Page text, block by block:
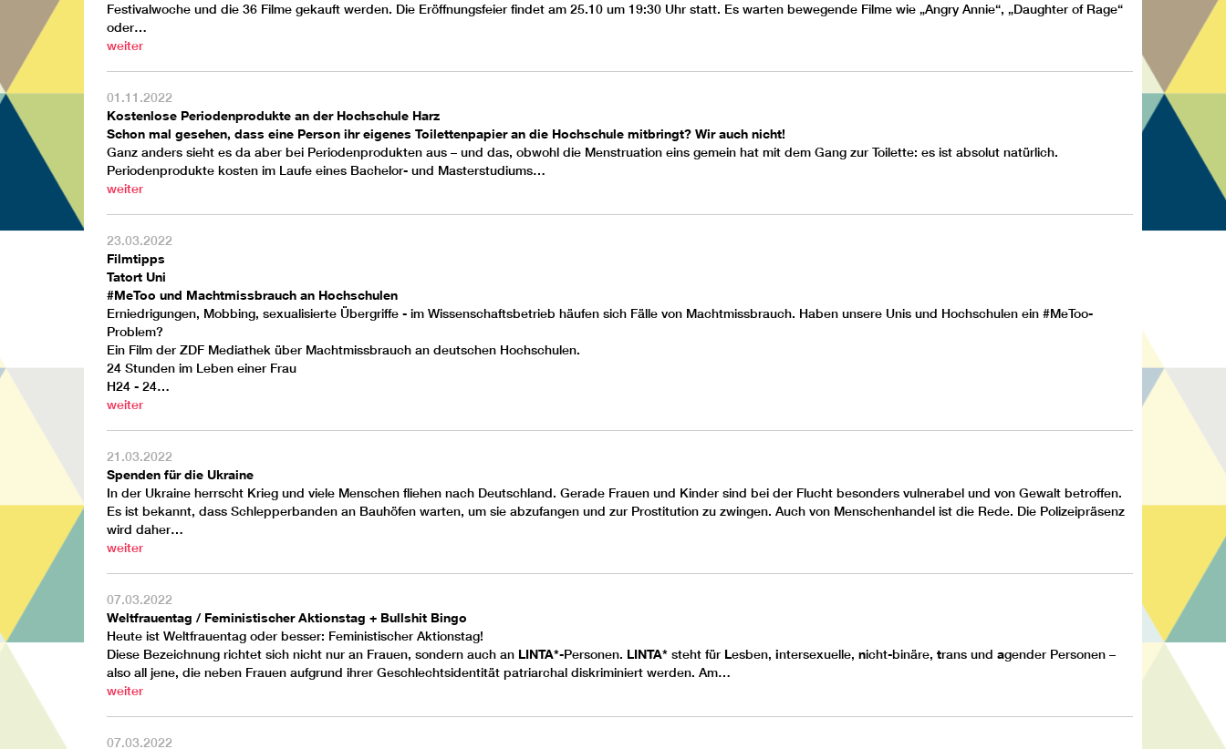
Festivalwoche und die 36 Filme gekauft werden. Die Eröffnungsfeier findet am 25.10 um 19:30 Uhr statt. Es warten bewegende Filme wie „Angry Annie“, „Daughter of Rage“
oder…
weiter
01.11.2022
Kostenlose Periodenprodukte an der Hochschule Harz
Schon mal gesehen, dass eine Person ihr eigenes Toilettenpapier an die Hochschule mitbringt? Wir auch nicht!
Ganz anders sieht es da aber bei Periodenprodukten aus – und das, obwohl die Menstruation eins gemein hat mit dem Gang zur Toilette: es ist absolut natürlich.
Periodenprodukte kosten im Laufe eines Bachelor- und Masterstudiums…
weiter
23.03.2022
Filmtipps
Tatort Uni
#MeToo und Machtmissbrauch an Hochschulen
Erniedrigungen, Mobbing, sexualisierte Übergriffe - im Wissenschaftsbetrieb häufen sich Fälle von Machtmissbrauch. Haben unsere Unis und Hochschulen ein #MeToo-
Problem?
Ein Film der ZDF Mediathek über Machtmissbrauch an deutschen Hochschulen.
24 Stunden im Leben einer Frau
H24 - 24…
weiter
21.03.2022
Spenden für die Ukraine
In der Ukraine herrscht Krieg und viele Menschen fliehen nach Deutschland. Gerade Frauen und Kinder sind bei der Flucht besonders vulnerabel und von Gewalt betroffen.
Es ist bekannt, dass Schlepperbanden an Bauhöfen warten, um sie abzufangen und zur Prostitution zu zwingen. Auch von Menschenhandel ist die Rede. Die Polizeipräsenz
wird daher…
weiter
07.03.2022
Weltfrauentag / Feministischer Aktionstag + Bullshit Bingo
Heute ist Weltfrauentag oder besser: Feministischer Aktionstag!
Diese Bezeichnung richtet sich nicht nur an Frauen, sondern auch an LINTA*-Personen. LINTA* steht für Lesben, intersexuelle, nicht-binäre, trans und agender Personen –
also all jene, die neben Frauen aufgrund ihrer Geschlechtsidentität patriarchal diskriminiert werden. Am…
weiter
07.03.2022